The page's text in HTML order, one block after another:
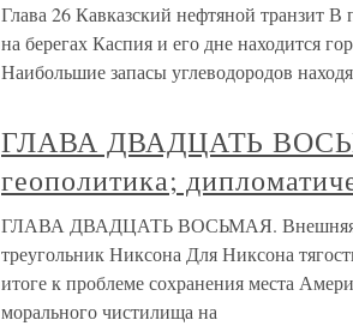
Глава 26 Кавказский нефтяной транзит
на берегах Каспия и его дне находится
Наибольшие запасы углеводородов
ГЛАВА ДВАДЦАТЬ
геополитика;
ГЛАВА ДВАДЦАТЬ ВОСЬМАЯ. Внешняя
треугольник Никсона Для Никсона
итоге к проблеме сохранения места
морального чистилища на